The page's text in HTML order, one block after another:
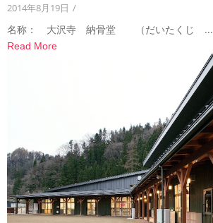
2014年8月19日 /
名称： 大沢寺 納骨堂 （だいたくじ ...
Read More